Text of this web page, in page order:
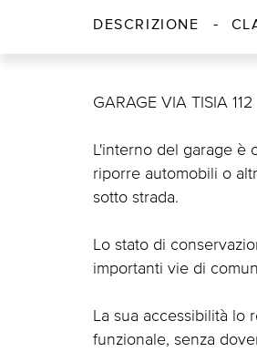
DESCRIZIONE
GARAGE VIA TISIA 112
L'interno del garage è
riporre automobili o
sotto strada.
Lo stato di
importanti vie di
La sua accessibilità lo
funzionale, senza